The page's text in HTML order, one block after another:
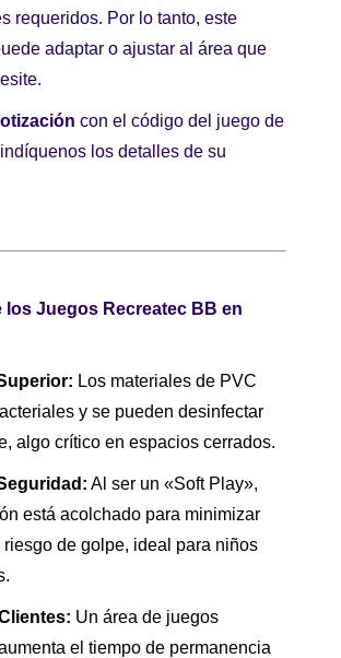
requeridos. Por lo tanto, este
adaptar o ajustar al área que
con el código del juego de
los detalles de su
los Juegos Recreatec BB en
Los materiales de PVC
y se pueden desinfectar
algo crítico en espacios cerrados.
Al ser un «Soft Play»,
está acolchado para minimizar
de golpe, ideal para niños
Un área de juegos
el tiempo de permanencia